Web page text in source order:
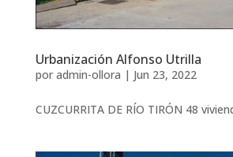
Urbanización Alfonso Utrilla
por admin-ollora | Jun 23, 2022
CUZCURRITA DE RÍO TIRÓN 48